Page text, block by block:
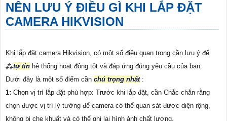
NÊN LƯU Ý ĐIỀU GÌ KHI LẮP ĐẶT
CAMERA HIKVISION
Khi lắp đặt camera Hikvision, có một số điều quan trọng cần lưu ý để
⁂tự tin hệ thống hoạt động tốt và đáp ứng đúng yêu cầu của bạn.
Dưới đây là một số điểm cần chú trọng nhất:
1: Chọn vị trí lắp đặt phù hợp: Trước khi lắp đặt, cần Chắc chắn rằng
chọn được vị trí lý tưởng để camera có thể quan sát được diện rộng,
không bị che khuất và có thể ghi lại hình ảnh chất lượng.